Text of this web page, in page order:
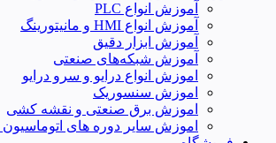
آموزش انواع PLC
آموزش انواع HMI و مانیتورینگ
آموزش ابزار دقیق
آموزش شبکه‌های صنعتی
اموزش انواع درایو و سرو درایو
اموزش سنسوریک
اموزش برق صنعتی و نقشه کشی
اموزش سایر دوره های